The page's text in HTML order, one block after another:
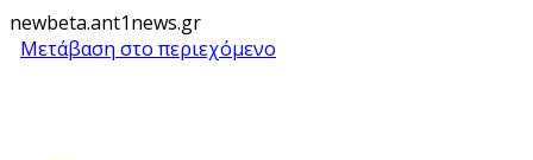
newbeta.ant1news.gr
Μετάβαση στο περιεχόμενο